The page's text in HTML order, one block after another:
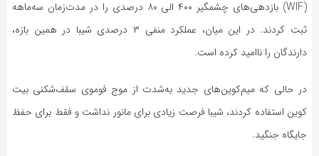
(WIF) بازدهی‌های چشمگیر ۴۰۰ الی ۸۰ درصدی را در مدت‌زمان سه‌ماهه
ثبت کردند. در این میان، عملکرد منفی ۳ درصدی شیبا در همین بازه،
دارندگان را ناامید کرده است.
در حالی که میم‌کوین‌های جدید به‌شدت از موج فوموی سقف‌شکنی بیت
کوین استفاده کردند، شیبا فرصت زیادی برای مانور نداشت و فقط برای حفظ
جایگاه جنگید.